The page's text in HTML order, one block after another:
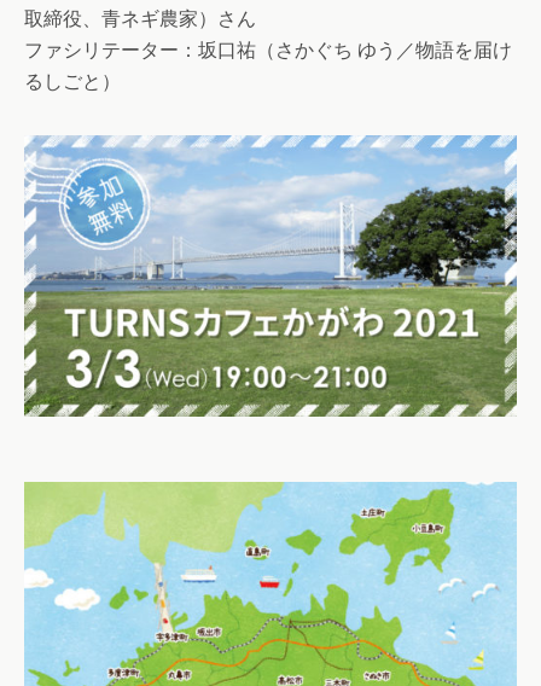
取締役、青ネギ農家）さん
ファシリテーター：坂口祐（さかぐち ゆう／物語を届け
るしごと）